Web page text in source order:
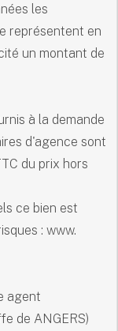
les
représentent en
un montant de
à la demande
d'agence sont
du prix hors
ce bien est
: www.
agent
de ANGERS)